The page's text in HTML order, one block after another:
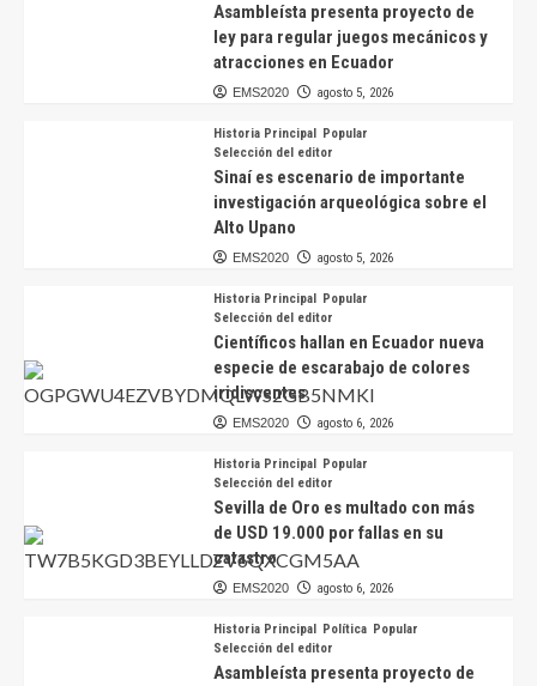
Asambleísta presenta proyecto de
ley para regular juegos mecánicos y
atracciones en Ecuador
EMS2020 agosto 5, 2026
Historia Principal
Popular
Selección del editor
Sinaí es escenario de importante
investigación arqueológica sobre el
Alto Upano
EMS2020 agosto 5, 2026
Historia Principal
Popular
Selección del editor
Científicos hallan en Ecuador nueva
especie de escarabajo de colores
iridiscentes
EMS2020 agosto 6, 2026
Historia Principal
Popular
Selección del editor
Sevilla de Oro es multado con más
de USD 19.000 por fallas en su
catastro
EMS2020 agosto 6, 2026
Historia Principal Política Popular
Selección del editor
Asambleísta presenta proyecto de